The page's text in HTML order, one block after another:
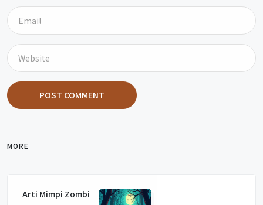
POST COMMENT
MORE
Arti Mimpi Zombi